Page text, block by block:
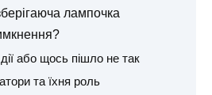
лампочка
або щось пішло не так
та їхня роль